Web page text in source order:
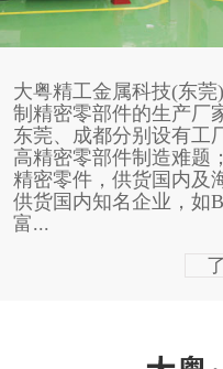
大粤精工金属科技(东
制精密零部件的生产厂
东莞、成都分别设有工
高精密零部件制造难题
精密零件，供货国内及
供货国内知名企业，如
富...